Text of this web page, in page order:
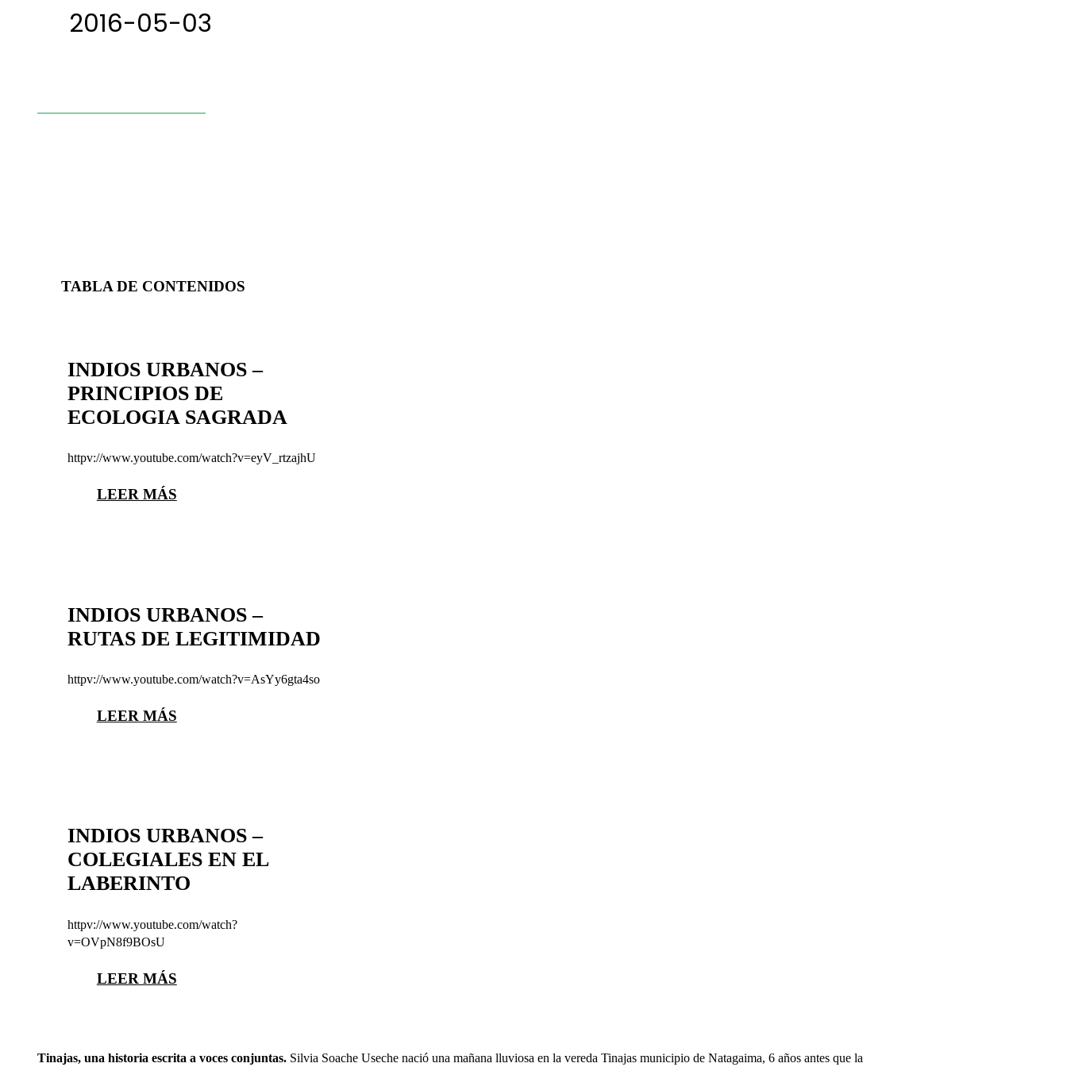
2016-05-03
TABLA DE CONTENIDOS
INDIOS URBANOS –
PRINCIPIOS DE
ECOLOGIA SAGRADA
httpv://www.youtube.com/watch?v=eyV_rtzajhU
LEER MÁS
INDIOS URBANOS –
RUTAS DE LEGITIMIDAD
httpv://www.youtube.com/watch?v=AsYy6gta4so
LEER MÁS
INDIOS URBANOS –
COLEGIALES EN EL
LABERINTO
httpv://www.youtube.com/watch?
v=OVpN8f9BOsU
LEER MÁS
Tinajas, una historia escrita a voces conjuntas. Silvia Soache Useche nació una mañana lluviosa en la vereda Tinajas municipio de Natagaima, 6 años antes que la